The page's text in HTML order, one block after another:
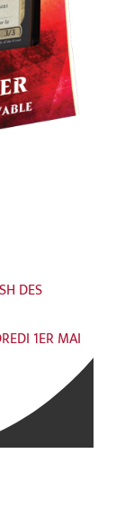
DES
1ER MAI